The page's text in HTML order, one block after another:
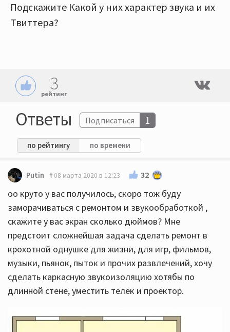
Подскажите Какой у них характер звука и их
Твиттера?
3
рейтинг
Ответы Подписаться 1
по рейтингу по времени
Putin 08 марта 2020 в 12:23 32
оо круто у вас получилось, скоро тож буду
заморачиваться с ремонтом и звукообработкой ,
скажите у вас экран сколько дюймов? Мне
предстоит сложнейшая задача сделать ремонт в
крохотной однушке для жизни, для игр, фильмов,
музыки, пьянок, пыток и прочих развлечений, хочу
сделать каркасную звукоизоляцию хотябы по
длинной стене, уместить телек и проектор.